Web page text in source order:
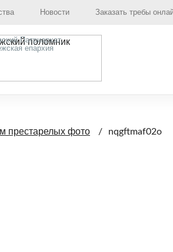
Новости Заказать требы
Патриархат,
епархия
престарелых фото nqgftmaf02o